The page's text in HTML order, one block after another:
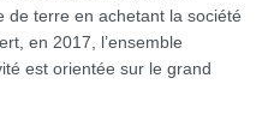
de terre en achetant la société
en 2017, l’ensemble
est orientée sur le grand